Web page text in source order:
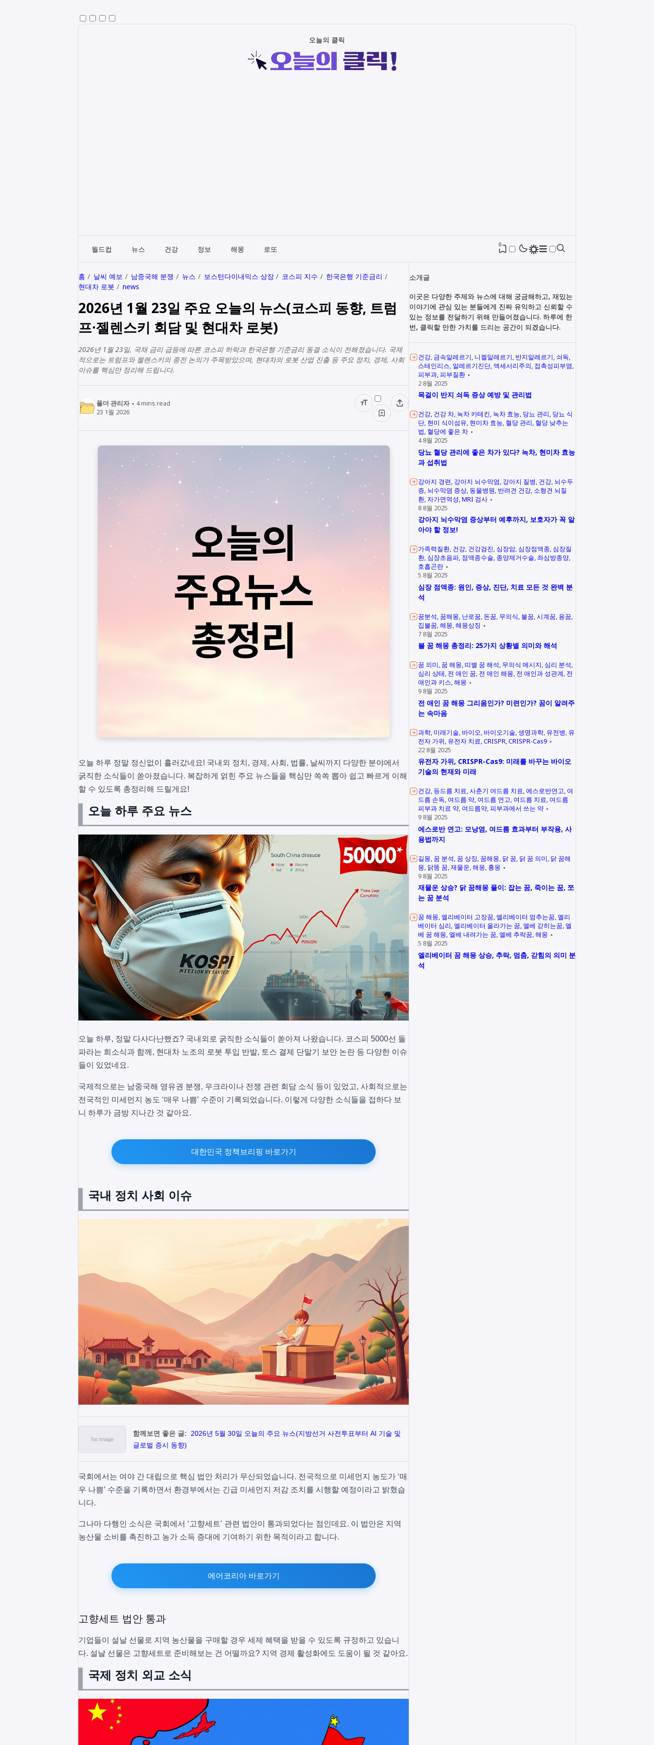
오늘의 클릭
월드컵 뉴스 건강 정보 해몽 로또
0
홈 날씨 예보 남중국해 분쟁 뉴스 보스턴다이내믹스 상장 코스피 지수
한국은행 기준금리
현대차 로봇
news
2026년 1월 23일 주요 오늘의 뉴스(코스피 동향, 트럼
프·젤렌스키 회담 및 현대차 로봇)
2026년 1월 23일, 국채 금리 급등에 따른 코스피 하락과 한국은행 기준금리 동결 소식이 전해졌습니다. 국제
적으로는 트럼프와 젤렌스키의 종전 논의가 주목받았으며, 현대차의 로봇 산업 진출 등 주요 정치, 경제, 사회
이슈를 핵심만 정리해 드립니다.
폴더 관리자 4mins read
23 1월 2026
오늘 하루 정말 정신없이 흘러갔네요! 국내외 정치, 경제, 사회, 법률, 날씨까지 다양한 분야에서
굵직한 소식들이 쏟아졌습니다. 복잡하게 얽힌 주요 뉴스들을 핵심만 쏙쏙 뽑아 쉽고 빠르게 이해
할 수 있도록 총정리해 드릴게요!
오늘 하루 주요 뉴스
오늘 하루, 정말 다사다난했죠? 국내외로 굵직한 소식들이 쏟아져 나왔습니다. 코스피 5000선 돌
파라는 희소식과 함께, 현대차 노조의 로봇 투입 반발, 토스 결제 단말기 보안 논란 등 다양한 이슈
들이 있었네요.
국제적으로는 남중국해 영유권 분쟁, 우크라이나 전쟁 관련 회담 소식 등이 있었고, 사회적으로는
전국적인 미세먼지 농도 ‘매우 나쁨’ 수준이 기록되었습니다. 이렇게 다양한 소식들을 접하다 보
니 하루가 금방 지나간 것 같아요.
대한민국 정책브리핑 바로가기
국내 정치 사회 이슈
함께보면 좋은 글:
2026년 5월 30일 오늘의 주요 뉴스(지방선거 사전투표부터 AI 기술 및
글로벌 증시 동향)
국회에서는 여야 간 대립으로 핵심 법안 처리가 무산되었습니다. 전국적으로 미세먼지 농도가 ‘매
우 나쁨’ 수준을 기록하면서 환경부에서는 긴급 미세먼지 저감 조치를 시행할 예정이라고 밝혔습
니다.
그나마 다행인 소식은 국회에서 ‘고향세트’ 관련 법안이 통과되었다는 점인데요. 이 법안은 지역
농산물 소비를 촉진하고 농가 소득 증대에 기여하기 위한 목적이라고 합니다.
에어코리아 바로가기
고향세트 법안 통과
기업들이 설날 선물로 지역 농산물을 구매할 경우 세제 혜택을 받을 수 있도록 규정하고 있습니
다. 설날 선물은 고향세트로 준비해보는 건 어떨까요? 지역 경제 활성화에도 도움이 될 것 같아요.
국제 정치 외교 소식
소개글
이곳은 다양한 주제와 뉴스에 대해 궁금해하고, 재밌는
이야기에 관심 있는 분들에게 진짜 유익하고 신뢰할 수
있는 정보를 전달하기 위해 만들어졌습니다. 하루에 한
번, 클릭할 만한 가치를 드리는 공간이 되겠습니다.
건강 금속알레르기 니켈알레르기 반지알레르기 쇠독
스테인리스 알레르기진단 액세서리주의 접촉성피부염
피부과 피부질환
2 8월 2025
목걸이 반지 쇠독 증상 예방 및 관리법
건강 건강 차 녹차 카테킨 녹차 효능 당뇨 관리 당뇨 식
단 현미 식이섬유 현미차 효능 혈당 관리 혈당 낮추는
법 혈당에 좋은 차
4 8월 2025
당뇨 혈당 관리에 좋은 차가 있다? 녹차, 현미차 효능
과 섭취법
강아지 경련 강아지 뇌수막염 강아지 질병 건강 뇌수두
증 뇌수막염 증상 동물병원 반려견 건강 소형견 뇌질
환 자가면역성 MRI 검사
8 8월 2025
강아지 뇌수막염 증상부터 예후까지, 보호자가 꼭 알
아야 할 정보!
가족력질환 건강 건강검진 심장암 심장점액종 심장질
환 심장초음파 점액종수술 종양제거수술 좌심방종양
호흡곤란
5 8월 2025
심장 점액종: 원인, 증상, 진단, 치료 모든 것 완벽 분
석
꿈분석 꿈해몽 난로꿈 돈꿈 무의식 불꿈 시계꿈 용꿈
집불꿈 해몽 해몽상징
7 8월 2025
불 꿈 해몽 총정리: 25가지 상황별 의미와 해석
꿈 의미 꿈 해몽 띠별 꿈 해석 무의식 메시지 심리 분석
심리 상태 전 애인 꿈 전 애인 해몽 전 애인과 성관계 전
애인과 키스 해몽
9 8월 2025
전 애인 꿈 해몽 그리움인가? 미련인가? 꿈이 알려주
는 속마음
과학 미래기술 바이오 바이오기술 생명과학 유전병 유
전자 가위 유전자 치료 CRISPR CRISPR-Cas9
22 8월 2025
유전자 가위, CRISPR-Cas9: 미래를 바꾸는 바이오
기술의 현재와 미래
건강 등드름 치료 사춘기 여드름 치료 에스로반연고 여
드름 손독 여드름 약 여드름 연고 여드름 치료 여드름
피부과 치료 약 여드름약 피부과에서 쓰는 약
9 8월 2025
에스로반 연고: 모낭염, 여드름 효과부터 부작용, 사
용법까지
길몽 꿈 분석 꿈 상징 꿈해몽 닭 꿈 닭 꿈 의미 닭 꿈해
몽 닭똥 꿈 재물운 해몽 흉몽
9 8월 2025
재물운 상승? 닭 꿈해몽 풀이: 잡는 꿈, 죽이는 꿈, 쪼
는 꿈 분석
꿈 해몽 엘리베이터 고장꿈 엘리베이터 멈추는꿈 엘리
베이터 심리 엘리베이터 올라가는 꿈 엘베 갇히는꿈 엘
베 꿈 해몽 엘베 내려가는 꿈 엘베 추락꿈 해몽
5 8월 2025
엘리베이터 꿈 해몽 상승, 추락, 멈춤, 갇힘의 의미 분
석